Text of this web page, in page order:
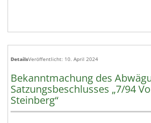
Bekanntmachung des
Satzungsbeschlusses „7/94
Steinberg“
DetailsVeröffentlicht: 10. April 2024